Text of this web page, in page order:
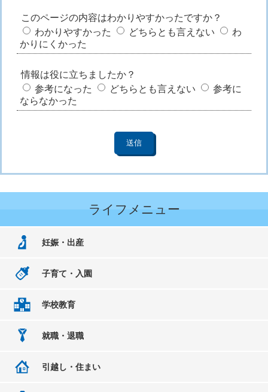
このページの内容はわかりやすかったですか？
わかりやすかった
どちらとも言えない
わ
かりにくかった
情報は役に立ちましたか？
参考になった
どちらとも言えない
参考に
ならなかった
ライフメニュー
妊娠・出産
子育て・入園
学校教育
就職・退職
引越し・住まい